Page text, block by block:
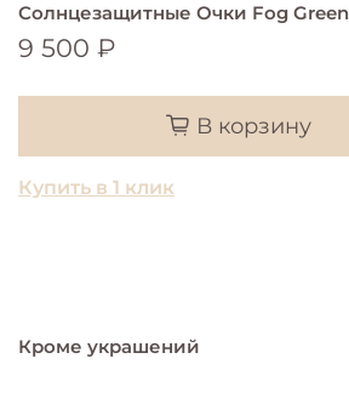
Солнцезащитные Очки Fog Green
9 500 ₽
В корзину
Купить в 1 клик
Кроме украшений